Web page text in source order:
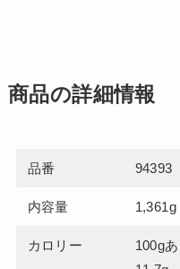
商品の詳細情報
品番 94393
内容量 1,361g
カロリー
100g